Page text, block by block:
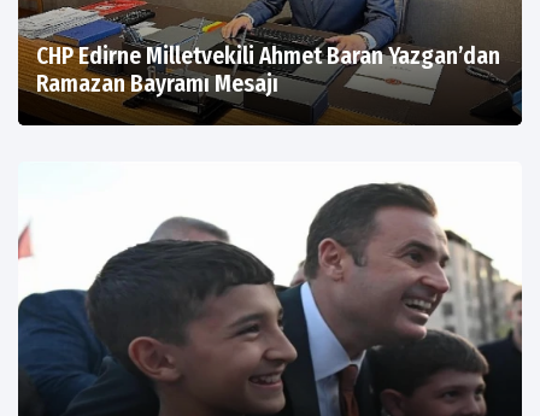
CHP Edirne Milletvekili Ahmet Baran Yazgan’dan
Ramazan Bayramı Mesajı